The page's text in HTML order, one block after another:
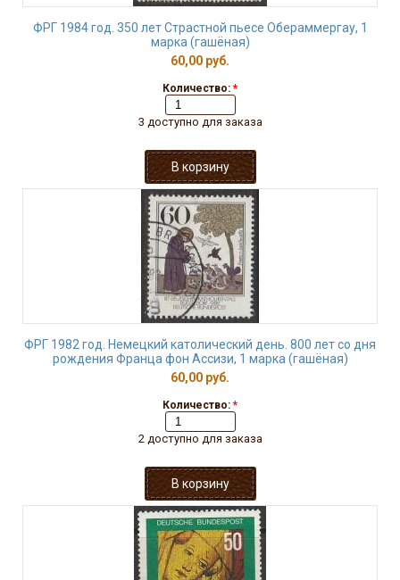
ФРГ 1984 год. 350 лет Страстной пьесе Обераммергау, 1
марка (гашёная)
60,00 руб.
Количество: *
3 доступно для заказа
ФРГ 1982 год. Немецкий католический день. 800 лет со дня
рождения Франца фон Ассизи, 1 марка (гашёная)
60,00 руб.
Количество: *
2 доступно для заказа